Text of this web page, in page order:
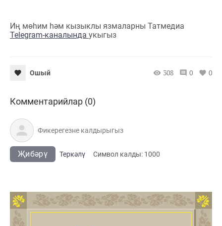
Иң мөһим һәм кызыклы язмаларны Татмедиа
Telegram-каналында укыгыз
Ошый 308 0 0
Комментарийлар (0)
Җибәрү Теркәлү Cимвол калды: 1000